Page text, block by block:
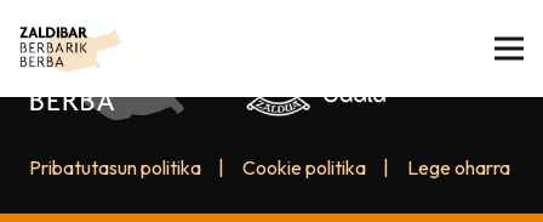
Pribatutasun politika Cookie politika Lege oharra